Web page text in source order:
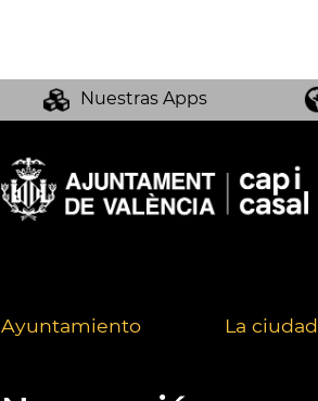
Nuestras Apps
Ayuntamiento La ciudad